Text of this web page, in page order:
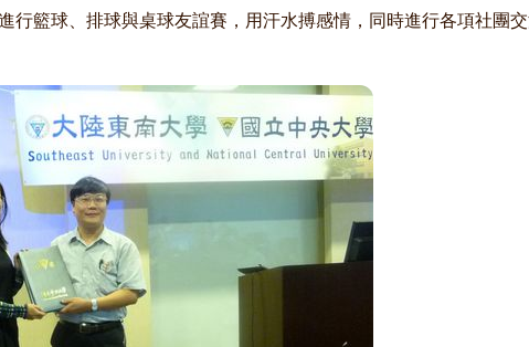
行籃球、排球與桌球友誼賽，用汗水搏感情，同時進行各項社團